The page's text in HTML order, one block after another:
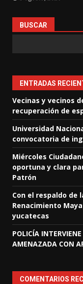
BUSCAR
ENTRADAS
Vecinas y vecinos
recuperación de
Universidad
convocatoria de
Miércoles
oportuna y clara
Patrón
Con el respaldo de
Renacimiento
yucatecas
POLICÍA
AMENAZADA CON
COMENTARIOS